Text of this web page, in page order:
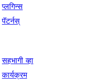
प्लगिन्स
पॅटर्नस्
सहभागी व्हा
कार्यक्रम